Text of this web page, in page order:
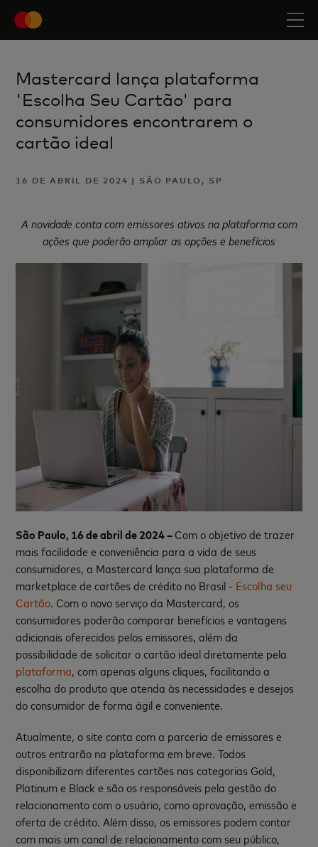
Mastercard lança plataforma
'Escolha Seu Cartão' para
consumidores encontrarem o
cartão ideal
16 DE ABRIL DE 2024 | SÃO PAULO, SP
A novidade conta com emissores ativos na plataforma com
ações que poderão ampliar as opções e benefícios
São Paulo, 16 de abril de 2024 –Com o objetivo de trazer
mais facilidade e conveniência para a vida de seus
consumidores, a Mastercard lança sua plataforma de
marketplace de cartões de crédito no Brasil - Escolha seu
Cartão. Com o novo serviço da Mastercard, os
consumidores poderão comparar benefícios e vantagens
adicionais oferecidos pelos emissores, além da
possibilidade de solicitar o cartão ideal diretamente pela
plataforma, com apenas alguns cliques, facilitando a
escolha do produto que atenda às necessidades e desejos
do consumidor de forma ágil e conveniente.
Atualmente, o site conta com a parceria de emissores e
outros entrarão na plataforma em breve. Todos
disponibilizam diferentes cartões nas categorias Gold,
Platinum e Black e são os responsáveis pela gestão do
relacionamento com o usuário, como aprovação, emissão e
oferta de crédito. Além disso, os emissores podem contar
com mais um canal de relacionamento com seu público,